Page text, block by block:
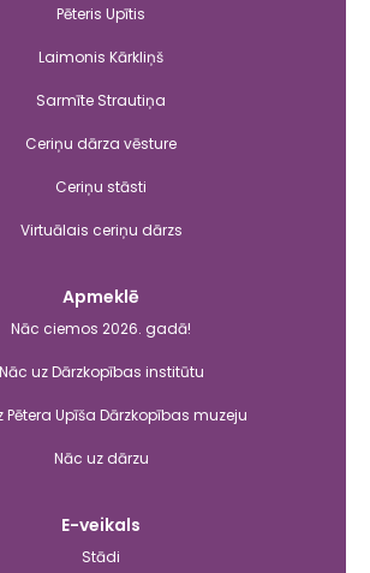
Pēteris Upītis
Laimonis Kārkliņš
Sarmīte Strautiņa
Ceriņu dārza vēsture
Ceriņu stāsti
Virtuālais ceriņu dārzs
Apmeklē
Nāc ciemos 2026. gadā!
Nāc uz Dārzkopības institūtu
Pētera Upīša Dārzkopības muzeju
Nāc uz dārzu
E-veikals
Stādi